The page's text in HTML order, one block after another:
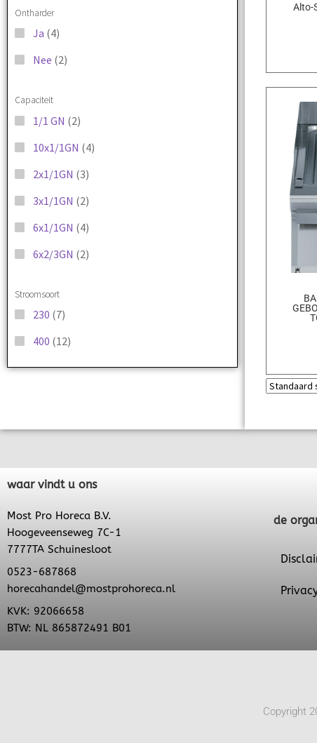
Ontharder
Ja (4)
Nee (2)
Capaciteit
1/1 GN (2)
10x1/1GN (4)
2x1/1GN (3)
3x1/1GN (2)
6x1/1GN (4)
6x2/3GN (2)
Stroomsoort
230 (7)
400 (12)
Alto-
waar vindt u ons
Most Pro Horeca B.V.
Hoogeveenseweg 7C-1
7777TA Schuinesloot
0523-687868
horecahandel@mostprohoreca.nl
KVK: 92066658
BTW: NL 865872491 B01
de
Copyright